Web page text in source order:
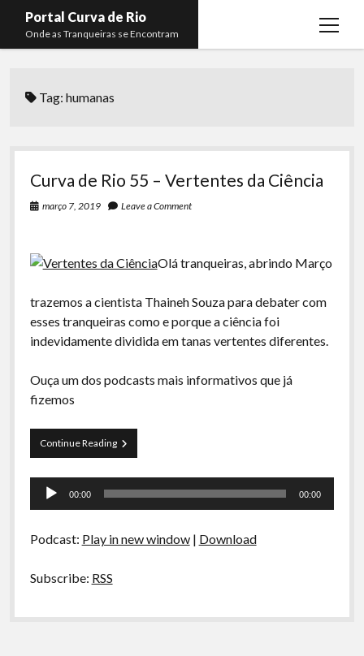
Portal Curva de Rio
Onde as Tranqueiras se Encontram
open
Curva de Rio
Arquivo CDR
Papo Tranqueira
Especiais
Preliminares
Membros
Tag:humanas
Curva de Rio 55 – Vertentes da Ciência
março 7, 2019 Leave a Comment
Olá tranqueiras, abrindo Março
trazemos a cientista Thaineh Souza para debater com
esses tranqueiras como e porque a ciência foi
indevidamente dividida em tanas vertentes diferentes.
Ouça um dos podcasts mais informativos que já
fizemos
Continue ReadingCurva
de
–
Ciência
Tocador
00:00 00:00
Podcast: Play in new window| Download
Subscribe: RSS